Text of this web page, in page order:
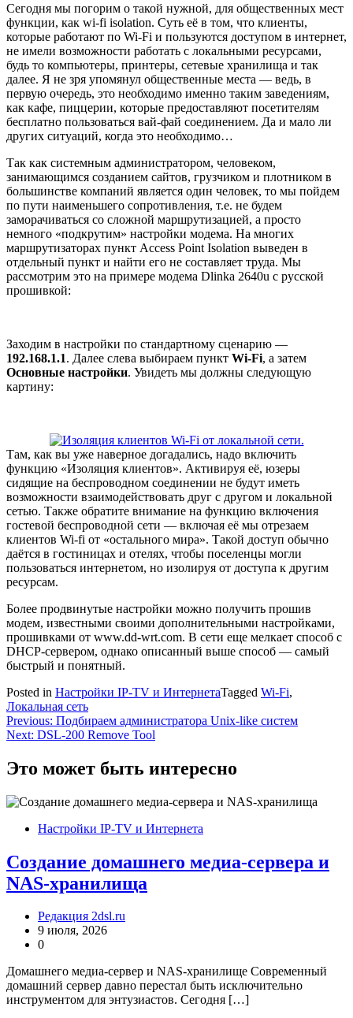
Сегодня мы погорим о такой нужной, для общественных мест
функции, как wi-fi isolation. Суть её в том, что клиенты,
которые работают по Wi-Fi и пользуются доступом в интернет,
не имели возможности работать с локальными ресурсами,
будь то компьютеры, принтеры, сетевые хранилища и так
далее. Я не зря упомянул общественные места — ведь, в
первую очередь, это необходимо именно таким заведениям,
как кафе, пиццерии, которые предоставляют посетителям
бесплатно пользоваться вай-фай соединением. Да и мало ли
других ситуаций, когда это необходимо…
Так как системным администратором, человеком,
занимающимся созданием сайтов, грузчиком и плотником в
большинстве компаний является один человек, то мы пойдем
по пути наименьшего сопротивления, т.е. не будем
заморачиваться со сложной маршрутизацией, а просто
немного «подкрутим» настройки модема. На многих
маршрутизаторах пункт Access Point Isolation выведен в
отдельный пункт и найти его не составляет труда. Мы
рассмотрим это на примере модема Dlinka 2640u с русской
прошивкой:
Заходим в настройки по стандартному сценарию —
192.168.1.1. Далее слева выбираем пункт Wi-Fi, а затем
Основные настройки. Увидеть мы должны следующую
картину:
Там, как вы уже наверное догадались, надо включить
функцию «Изоляция клиентов». Активируя её, юзеры
сидящие на беспроводном соединении не будут иметь
возможности взаимодействовать друг с другом и локальной
сетью. Также обратите внимание на функцию включения
гостевой беспроводной сети — включая её мы отрезаем
клиентов Wi-fi от «остального мира». Такой доступ обычно
даётся в гостиницах и отелях, чтобы поселенцы могли
пользоваться интернетом, но изолируя от доступа к другим
ресурсам.
Более продвинутые настройки можно получить прошив
модем, известными своими дополнительными настройками,
прошивками от www.dd-wrt.com. В сети еще мелкает способ с
DHCP-сервером, однако описанный выше способ — самый
быстрый и понятный.
Posted in Настройки IP-TV и ИнтернетаTagged Wi-Fi,
Локальная сеть
Навигация
по
записям
Previous: Подбираем администратора Unix-like систем
Next: DSL-200 Remove Tool
Это может быть интересно
Настройки IP-TV и Интернета
Создание домашнего медиа-сервера и
NAS-хранилища
Редакция 2dsl.ru
9 июля, 2026
0
Домашнего медиа-сервер и NAS-хранилище Современный
домашний сервер давно перестал быть исключительно
инструментом для энтузиастов. Сегодня […]